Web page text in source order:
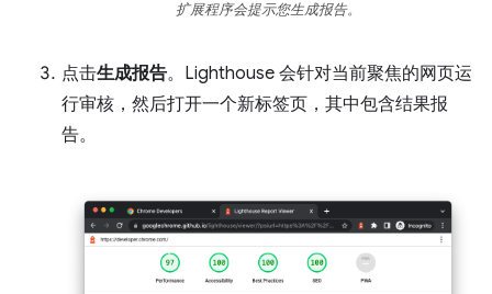
扩展程序会提示您生成报告。
点击生成报告。Lighthouse 会针对当前聚焦的网页运
行审核，然后打开一个新标签页，其中包含结果报
告。